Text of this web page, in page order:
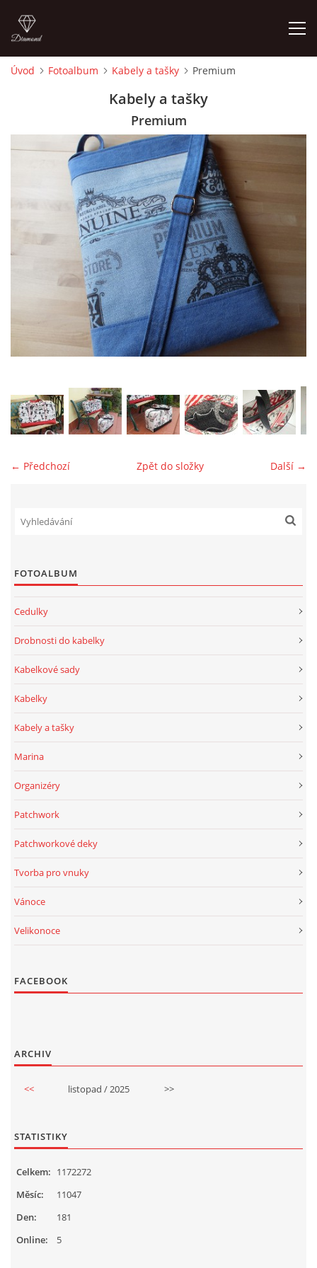
MOJE POSLEDNÍ PRÁCE
jk-laguna@seznam.cz
Úvod Fotoalbum Kabely a tašky Premium
Kabely a tašky
Premium
← Předchozí Další →
Zpět do složky
FOTOALBUM
Cedulky
Drobnosti do kabelky
Kabelkové sady
Kabelky
Kabely a tašky
Marina
Organizéry
Patchwork
Patchworkové deky
Tvorba pro vnuky
Vánoce
Velikonoce
FACEBOOK
ARCHIV
<< listopad / 2025 >>
STATISTIKY
Online: 5
Celkem: 1172272
Měsíc:
11047
Den:
181